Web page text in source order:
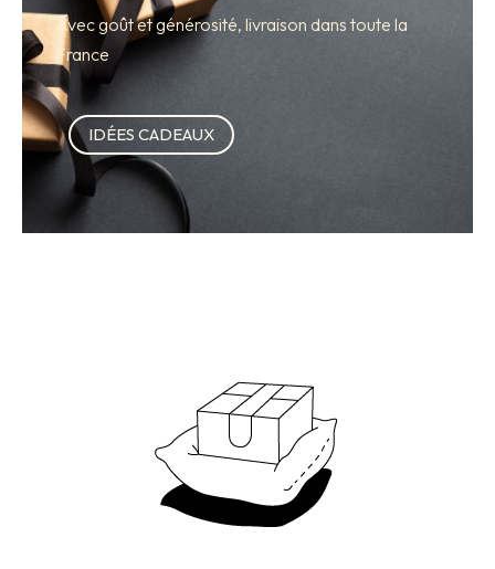
Avec goût et générosité, livraison dans toute la
France
IDÉES CADEAUX